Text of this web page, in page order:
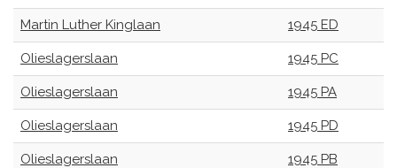
Martin Luther Kinglaan 1945 ED
Olieslagerslaan 1945 PC
Olieslagerslaan 1945 PA
Olieslagerslaan 1945 PD
Olieslagerslaan 1945 PB